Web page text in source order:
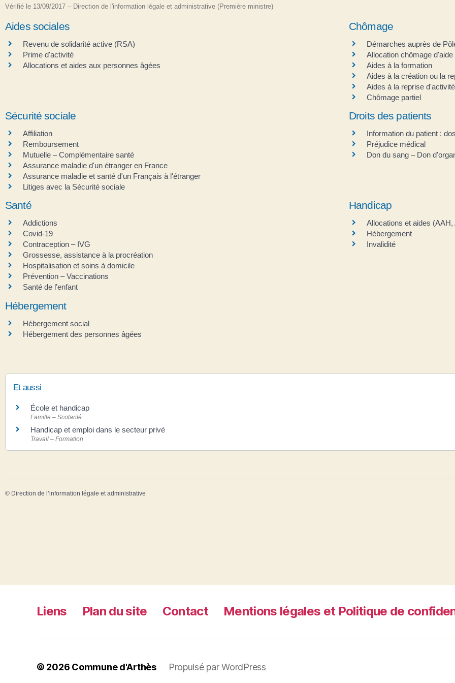
Vérifié le 13/09/2017 – Direction de l'information légale et administrative (Première ministre)
Aides sociales
Revenu de solidarité active (RSA)
Prime d'activité
Allocations et aides aux personnes âgées
Chômage
Démarches auprès de
Allocation chômage
Aides à la formation
Aides à la création ou la
Aides à la reprise d'activité
Chômage partiel
Sécurité sociale
Affiliation
Remboursement
Mutuelle – Complémentaire santé
Assurance maladie d'un étranger en France
Assurance maladie et santé d'un Français à l'étranger
Litiges avec la Sécurité sociale
Droits des patients
Information du patient :
Préjudice médical
Don du sang – Don
Santé
Addictions
Covid-19
Contraception – IVG
Grossesse, assistance à la procréation
Hospitalisation et soins à domicile
Prévention – Vaccinations
Santé de l'enfant
Handicap
Allocations et aides
Hébergement
Invalidité
Hébergement
Hébergement social
Hébergement des personnes âgées
Et aussi
École et handicap
Famille – Scolarité
Handicap et emploi dans le secteur privé
Travail – Formation
© Direction de l’information légale et administrative
Liens Plan du site Contact Mentions légales et Politique de
© 2026 Commune d'Arthès Propulsé par WordPress